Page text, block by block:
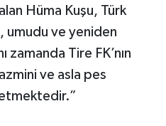
Hüma Kuşu, Türk
ve yeniden
zamanda Tire FK’nın
ve asla pes